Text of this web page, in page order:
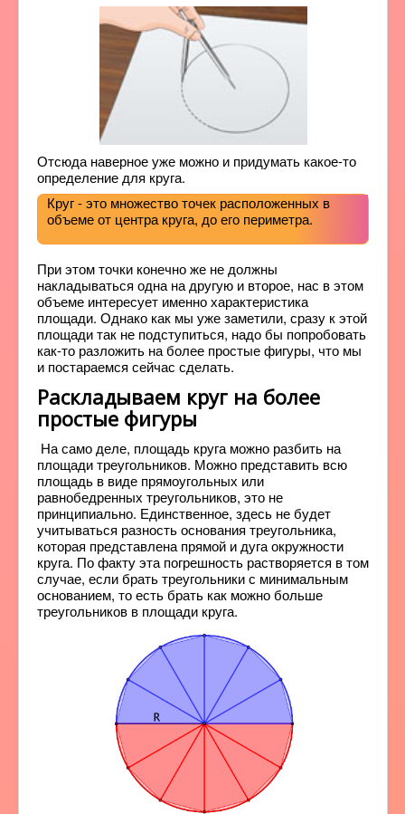
Отсюда наверное уже можно и придумать какое-то
определение для круга.
Круг - это множество точек расположенных в
объеме от центра круга, до его периметра.
При этом точки конечно же не должны
накладываться одна на другую и второе, нас в этом
объеме интересует именно характеристика
площади. Однако как мы уже заметили, сразу к этой
площади так не подступиться, надо бы попробовать
как-то разложить на более простые фигуры, что мы
и постараемся сейчас сделать.
Раскладываем круг на более
простые фигуры
На само деле, площадь круга можно разбить на
площади треугольников. Можно представить всю
площадь в виде прямоугольных или
равнобедренных треугольников, это не
принципиально. Единственное, здесь не будет
учитываться разность основания треугольника,
которая представлена прямой и дуга окружности
круга. По факту эта погрешность растворяется в том
случае, если брать треугольники с минимальным
основанием, то есть брать как можно больше
треугольников в площади круга.